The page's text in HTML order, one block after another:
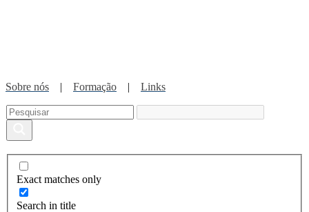
Sobre nós | Formação | Links
Exact matches only
Search in title